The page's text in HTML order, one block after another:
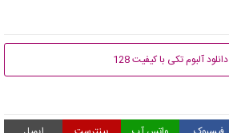
دانلود آلبوم تکی با کیفیت 128